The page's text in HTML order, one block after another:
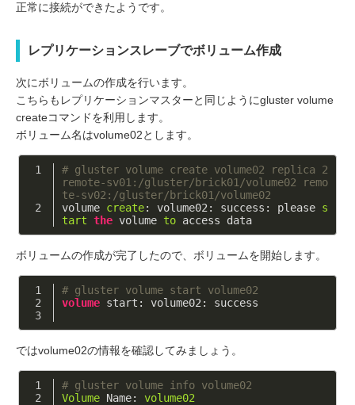
正常に接続ができたようです。
レプリケーションスレーブでボリューム作成
次にボリュームの作成を行います。
こちらもレプリケーションマスターと同じようにgluster volume
createコマンドを利用します。
ボリューム名はvolume02とします。
# gluster volume create volume02 replica 2
remote-sv01:/gluster/brick01/volume02 remo
te-sv02:/gluster/brick01/volume02
volume create: volume02: success: please s
tart the volume to access data
ボリュームの作成が完了したので、ボリュームを開始します。
# gluster volume start volume02
volume start: volume02: success
ではvolume02の情報を確認してみましょう。
# gluster volume info volume02
Volume Name:
volume02